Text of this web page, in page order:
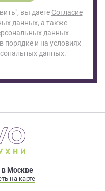
вы даете Согласие
данных, а также
данных
в порядке и на условиях
данных.
Москве
на карте